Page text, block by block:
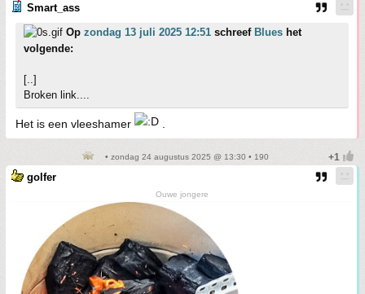
Smart_ass
Op zondag 13 juli 2025 12:51 schreef Blues het
volgende:
[..]
Broken link....
Het is een vleeshamer
• zondag 24 augustus 2025 @ 13:30 • 190
golfer
Ouwe jongere